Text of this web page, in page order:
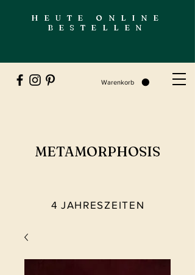
HEUTE ONLINE
BESTELLEN
Warenkorb
METAMORPHOSIS
4 JAHRESZEITEN